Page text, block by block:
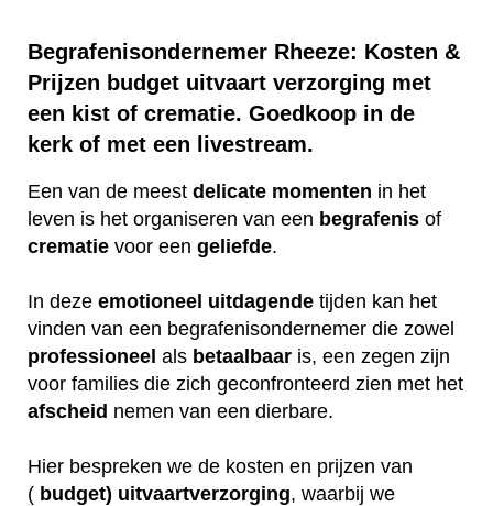
Begrafenisondernemer Rheeze: Kosten &
Prijzen budget uitvaart verzorging met
een kist of crematie. Goedkoop in de
kerk of met een livestream.
Een van de meest delicate momenten in het
leven is het organiseren van een begrafenis of
crematie voor een geliefde.
In deze emotioneel uitdagende tijden kan het
vinden van een begrafenisondernemer die zowel
professioneel als betaalbaar is, een zegen zijn
voor families die zich geconfronteerd zien met het
afscheid nemen van een dierbare.
Hier bespreken we de kosten en prijzen van
( budget) uitvaartverzorging, waarbij we